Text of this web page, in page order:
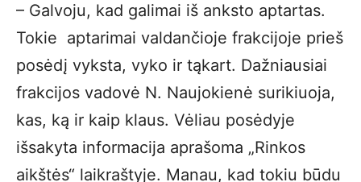
– Galvoju, kad galimai iš anksto aptartas.
Tokie aptarimai valdančioje frakcijoje prieš
posėdį vyksta, vyko ir tąkart. Dažniausiai
frakcijos vadovė N. Naujokienė surikiuoja,
kas, ką ir kaip klaus. Vėliau posėdyje
išsakyta informacija aprašoma „Rinkos
aikštės“ laikraštyje. Manau, kad tokiu būdu